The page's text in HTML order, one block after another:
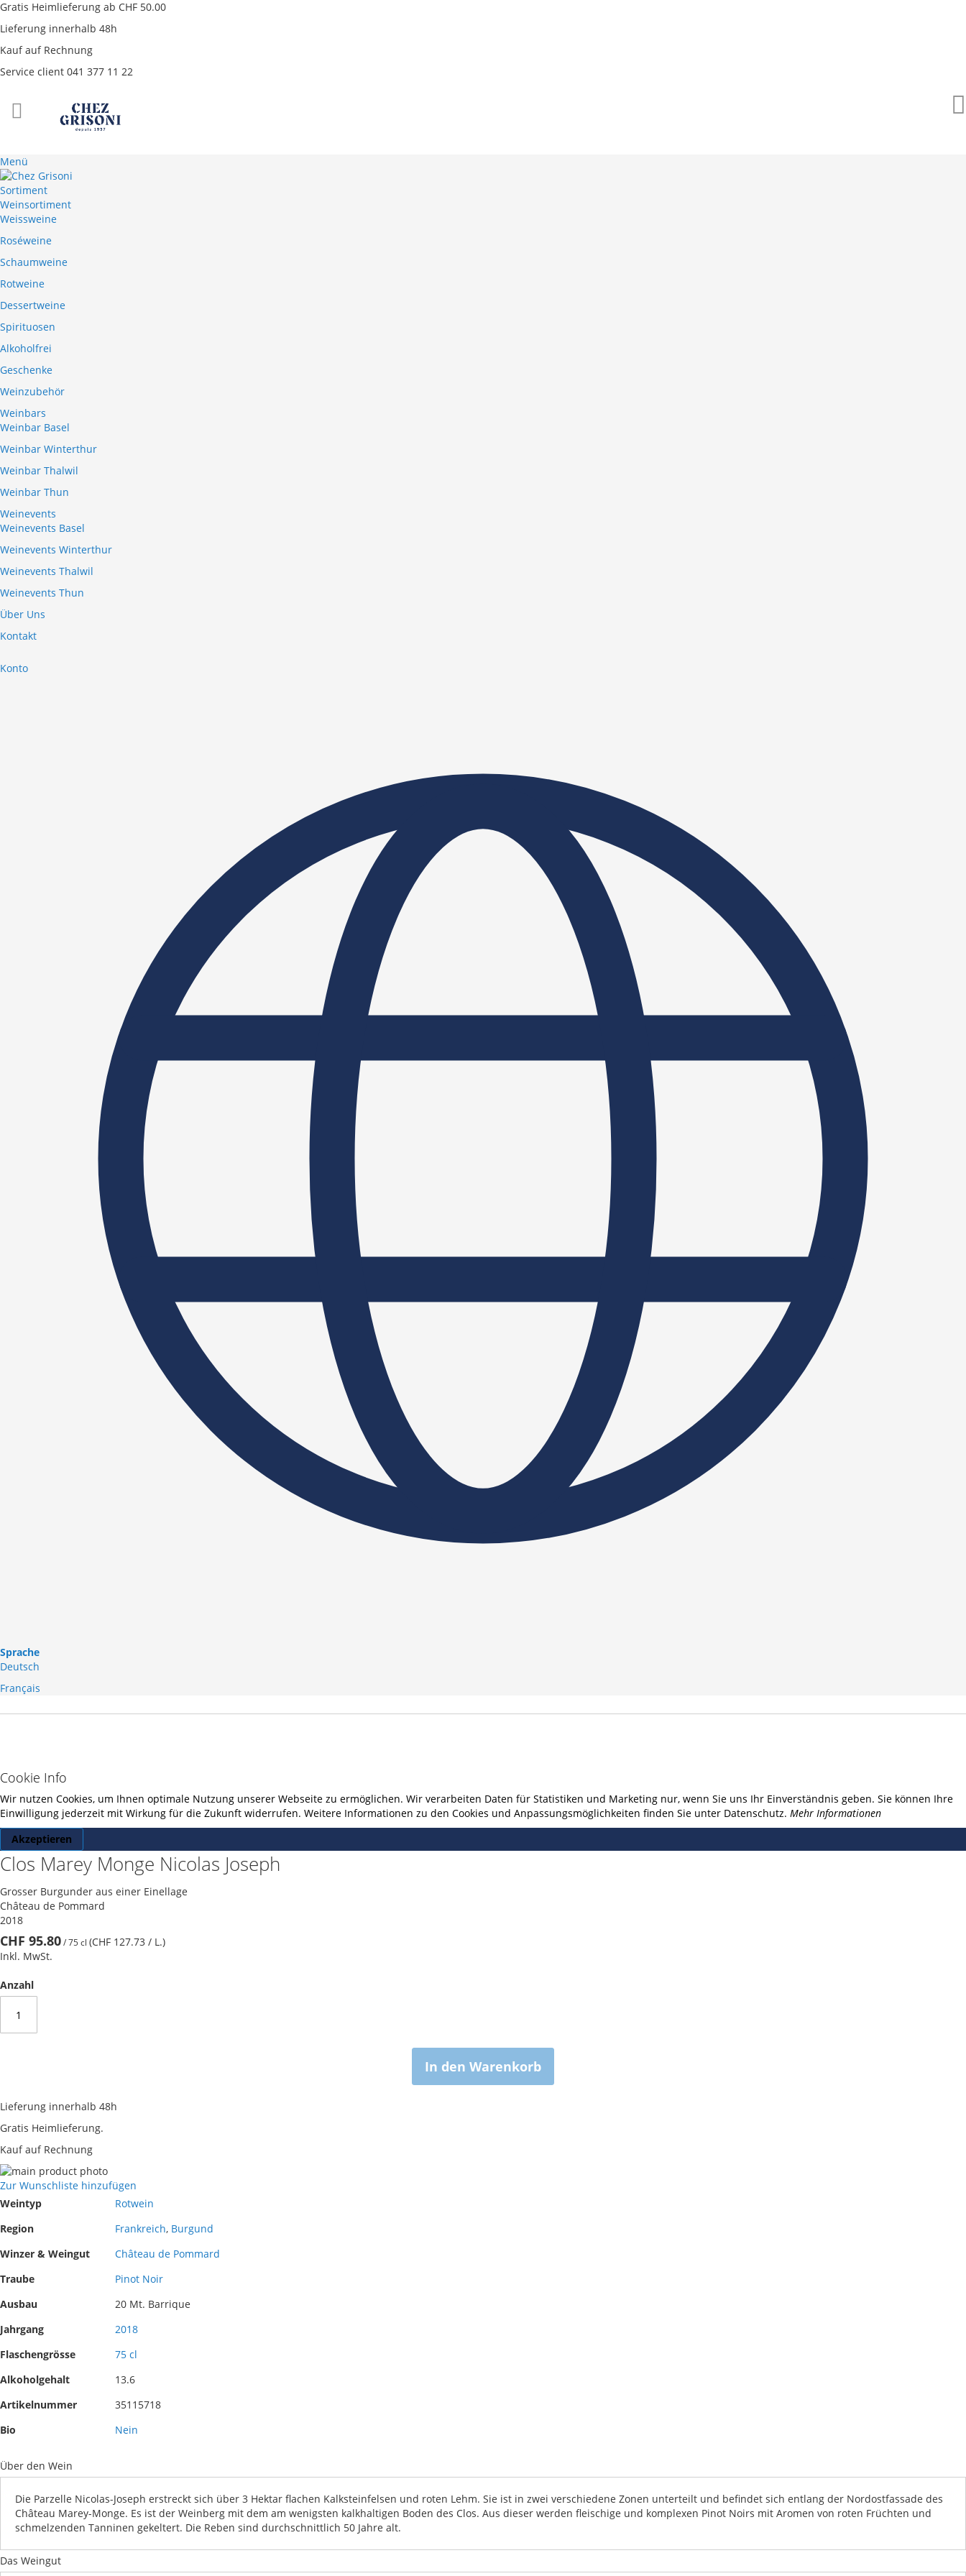
Gratis Heimlieferung ab CHF 50.00
Lieferung innerhalb 48h
Kauf auf Rechnung
Service client 041 377 11 22
Menü
Sortiment
Weinsortiment
Weissweine
Roséweine
Schaumweine
Rotweine
Dessertweine
Spirituosen
Alkoholfrei
Geschenke
Weinzubehör
Weinbars
Weinbar Basel
Weinbar Winterthur
Weinbar Thalwil
Weinbar Thun
Weinevents
Weinevents Basel
Weinevents Winterthur
Weinevents Thalwil
Weinevents Thun
Über Uns
Kontakt
Konto
Sprache
Deutsch
Français
Cookie Info
Wir nutzen Cookies, um Ihnen optimale Nutzung unserer Webseite zu ermöglichen. Wir verarbeiten Daten für Statistiken und Marketing nur, wenn Sie uns Ihr Einverständnis geben. Sie können Ihre
Einwilligung jederzeit mit Wirkung für die Zukunft widerrufen. Weitere Informationen zu den Cookies und Anpassungsmöglichkeiten finden Sie unter Datenschutz. Mehr Informationen
Akzeptieren
Clos Marey Monge Nicolas Joseph
Grosser Burgunder aus einer Einellage
Château de Pommard
2018
CHF 95.80/75 cl (CHF 127.73 / L.)
Inkl. MwSt.
Anzahl
In den Warenkorb
Lieferung innerhalb 48h
Gratis Heimlieferung.
Kauf auf Rechnung
Skip
to
the
of
images
Skip
to
beginning
the
gallery
Zur Wunschliste hinzufügen
Mehr
Informationen
Weintyp
Rotwein
Region
Frankreich, Burgund
Winzer & Weingut
Château de Pommard
Traube
Pinot Noir
Ausbau
20 Mt. Barrique
Jahrgang
2018
Flaschengrösse
75 cl
Alkoholgehalt
13.6
Artikelnummer
35115718
Bio
Nein
Über den Wein
Die Parzelle Nicolas-Joseph erstreckt sich über 3 Hektar flachen Kalksteinfelsen und roten Lehm. Sie ist in zwei verschiedene Zonen unterteilt und befindet sich entlang der Nordostfassade des
Château Marey-Monge. Es ist der Weinberg mit dem am wenigsten kalkhaltigen Boden des Clos. Aus dieser werden fleischige und komplexen Pinot Noirs mit Aromen von roten Früchten und
schmelzenden Tanninen gekeltert. Die Reben sind durchschnittlich 50 Jahre alt.
Das Weingut